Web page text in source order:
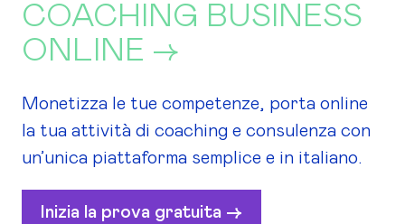
COACHING BUSINESS
ONLINE ->
Monetizza le tue competenze, porta online
la tua attività di coaching e consulenza con
un’unica piattaforma semplice e in italiano.
Inizia la prova gratuita ->